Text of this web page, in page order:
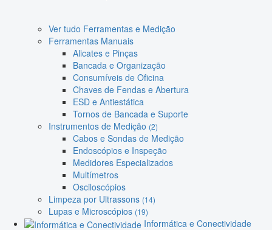
Ver tudo Ferramentas e Medição
Ferramentas Manuais
Alicates e Pinças
Bancada e Organização
Consumíveis de Oficina
Chaves de Fendas e Abertura
ESD e Antiestática
Tornos de Bancada e Suporte
Instrumentos de Medição (2)
Cabos e Sondas de Medição
Endoscópios e Inspeção
Medidores Especializados
Multímetros
Osciloscópios
Limpeza por Ultrassons (14)
Lupas e Microscópios (19)
Informática e Conectividade